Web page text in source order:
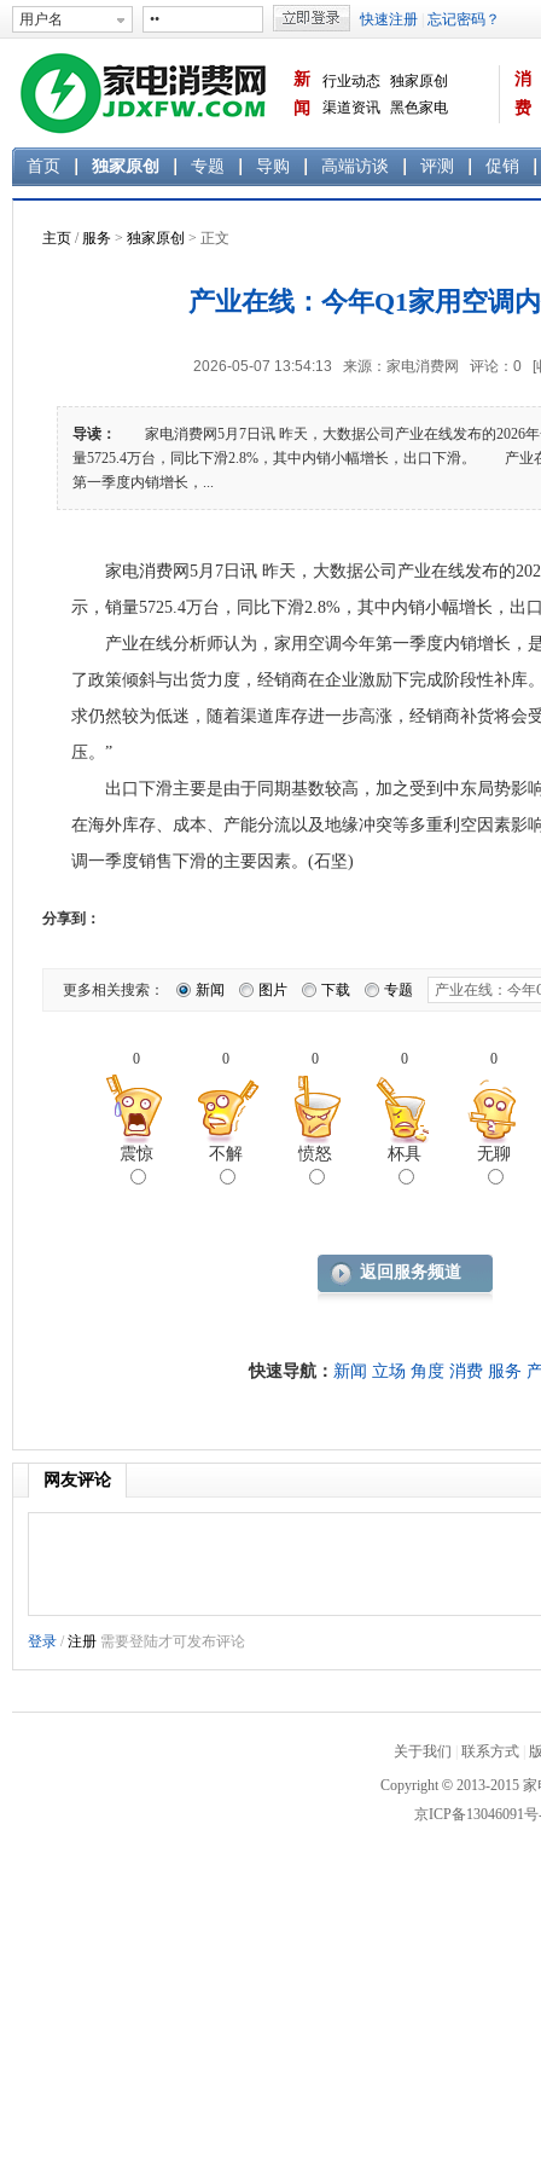
新
闻
行业动态 独家原创
渠道资讯 黑色家电
消
费
首页 独家原创 专题 导购 高端访谈 评测 促销
主页 / 服务 > 独家原创 > 正文
产业在线：今年Q1家用空调
2026-05-07 13:54:13 来源：家电消费网 评论： 0 [
导读：
家电消费网5月7日讯 昨天，大数据公司产业在线发布的2026
量5725.4万台，同比下滑2.8%，其中内销小幅增长，出口下滑。 产业
第一季度内销增长，...
家电消费网5月7日讯 昨天，大数据公司产业在线发布的
示，销量5725.4万台，同比下滑2.8%，其中内销小幅增长，出
产业在线分析师认为，家用空调今年第一季度内销增长，
了政策倾斜与出货力度，经销商在企业激励下完成阶段性补库
求仍然较为低迷，随着渠道库存进一步高涨，经销商补货将会
压。”
出口下滑主要是由于同期基数较高，加之受到中东局势影
在海外库存、成本、产能分流以及地缘冲突等多重利空因素影
调一季度销售下滑的主要因素。(石坚)
分享到：
更多相关搜索： 新闻 图片 下载 专题
0
震惊
0
不解
0
愤怒
0
杯具
0
无聊
返回服务频道
快速导航： 新闻 立场 角度 消费 服务
网友评论
关于我们 联系方式
Copyright © 2013-2015
京ICP备13046091号